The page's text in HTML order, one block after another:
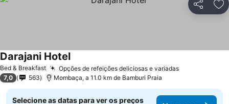
Partilhar
Bed & Breakfast Opções de refeições deliciosas e variadas
Darajani Hotel
7,0 563 Mombaça, a 11.0 km de Bamburi Praia
Selecione as datas para ver os preços